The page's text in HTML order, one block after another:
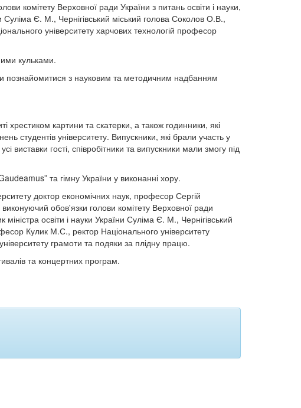
комітету Верховної ради України з питань освіти і науки,
Суліма Є. М., Чернігівський міський голова Соколов О.В.,
університету харчових технологій професор
кульками.
познайомитися з науковим та методичним надбанням
хрестиком картини та скатерки, а також годинники, які
студентів університету. Випускники, які брали участь у
виставки гості, співробітники та випускники мали змогу під
та гімну України у виконанні хору.
доктор економічних наук, професор Сергій
обов'язки голови комітету Верховної ради
освіти і науки України Суліма Є. М., Чернігівський
Кулик М.С., ректор Національного університету
грамоти та подяки за плідну працю.
та концертних програм.